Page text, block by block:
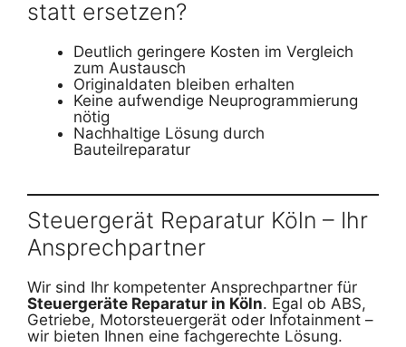
statt ersetzen?
Deutlich geringere Kosten im Vergleich
zum Austausch
Originaldaten bleiben erhalten
Keine aufwendige Neuprogrammierung
nötig
Nachhaltige Lösung durch
Bauteilreparatur
Steuergerät Reparatur Köln – Ihr
Ansprechpartner
Wir sind Ihr kompetenter Ansprechpartner für
Steuergeräte Reparatur in Köln. Egal ob ABS,
Getriebe, Motorsteuergerät oder Infotainment –
wir bieten Ihnen eine fachgerechte Lösung.